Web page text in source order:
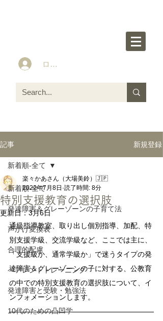
ログイン
記事 新規登録
新着順-全て
発達障害＆グレーゾーンの子育て法
声かけ変換表
合理的配慮
ペアレントトレーニング
発達障害と受験・勉強法
10代のための凸凹学
新着順-全て
特別支援教育の選択肢
楽々かあさん（大場美鈴）🇯🇵
2022年7月8日 読了時間: 8分
更新日：3月6日
通級指導教室、取り出し個別指導、加配、特
別支援学級、交流学級など、ここでは主に、
「支援級か、通常学級か」で迷うタイプの発
達障害＆グレーゾーンの子に対する、公教育
の中での特別支援教育の選択肢について、イ
ンフォメーションします。